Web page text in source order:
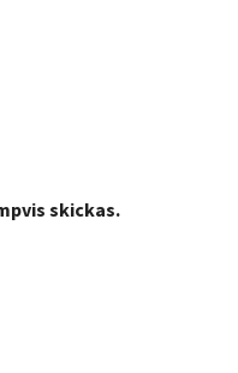
skickas.